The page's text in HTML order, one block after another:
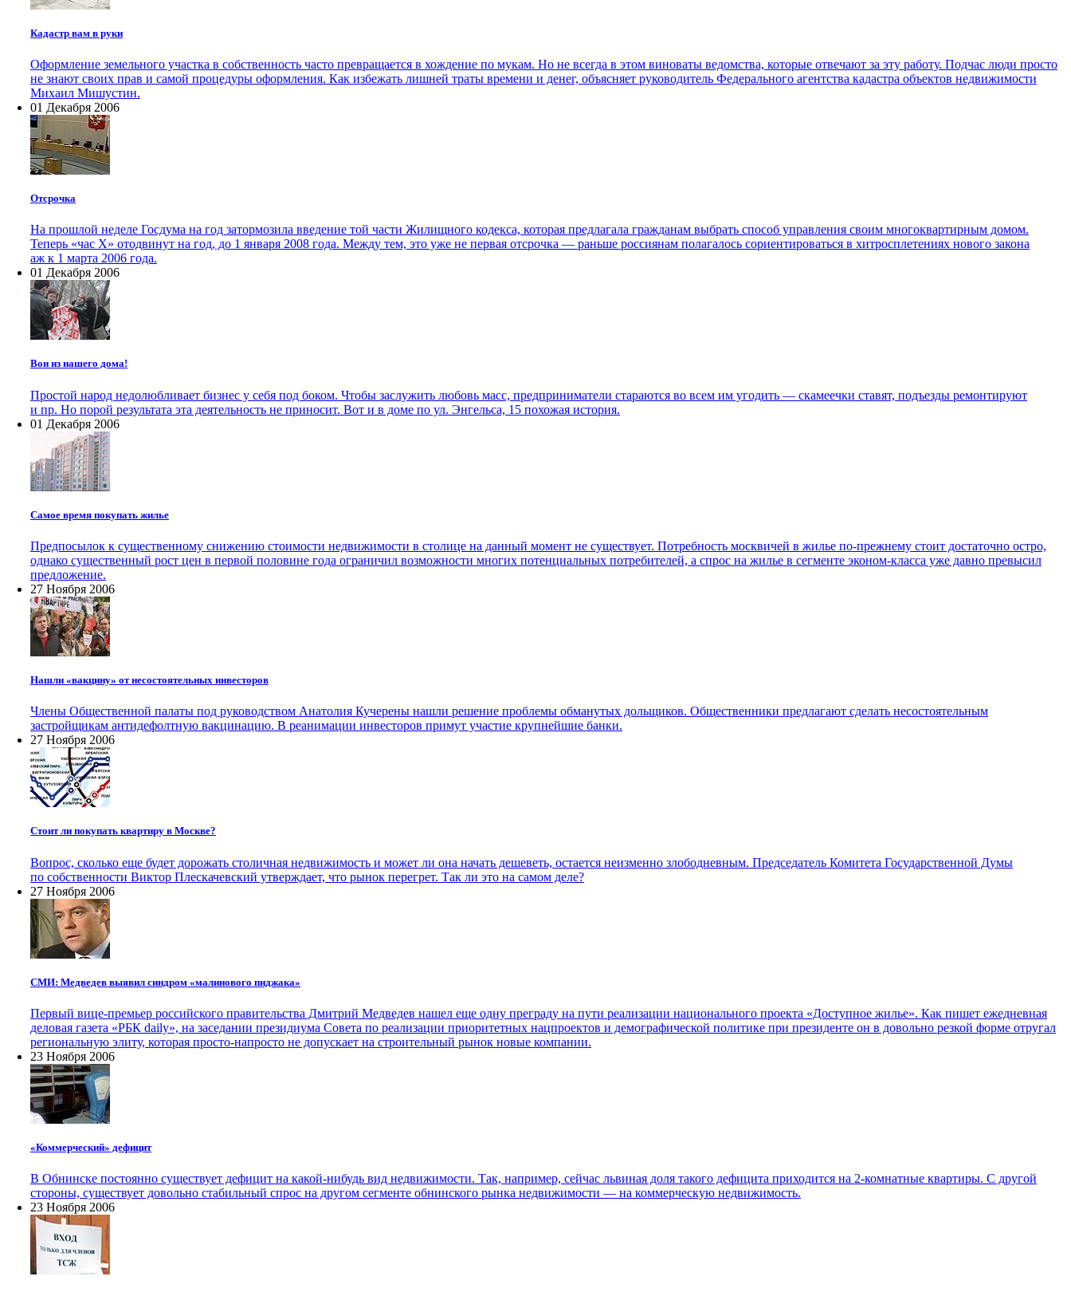
Кадастр вам в руки
Оформление земельного участка в собственность часто превращается в хождение по мукам. Но не всегда в этом виноваты ведомства, которые отвечают за эту работу. Подчас люди просто
не знают своих прав и самой процедуры оформления. Как избежать лишней траты времени и денег, объясняет руководитель Федерального агентства кадастра объектов недвижимости
Михаил Мишустин.
01 Декабря 2006
Отсрочка
На прошлой неделе Госдума на год затормозила введение той части Жилищного кодекса, которая предлагала гражданам выбрать способ управления своим многоквартирным домом.
Теперь «час Х» отодвинут на год, до 1 января 2008 года. Между тем, это уже не первая отсрочка — раньше россиянам полагалось сориентироваться в хитросплетениях нового закона
аж к 1 марта 2006 года.
01 Декабря 2006
Вон из нашего дома!
Простой народ недолюбливает бизнес у себя под боком. Чтобы заслужить любовь масс, предприниматели стараются во всем им угодить — скамеечки ставят, подъезды ремонтируют
и пр. Но порой результата эта деятельность не приносит. Вот и в доме по ул. Энгельса, 15 похожая история.
01 Декабря 2006
Самое время покупать жилье
Предпосылок к существенному снижению стоимости недвижимости в столице на данный момент не существует. Потребность москвичей в жилье по-прежнему стоит достаточно остро,
однако существенный рост цен в первой половине года ограничил возможности многих потенциальных потребителей, а спрос на жилье в сегменте эконом-класса уже давно превысил
предложение.
27 Ноября 2006
Нашли «вакцину» от несостоятельных инвесторов
Члены Общественной палаты под руководством Анатолия Кучерены нашли решение проблемы обманутых дольщиков. Общественники предлагают сделать несостоятельным
застройщикам антидефолтную вакцинацию. В реанимации инвесторов примут участие крупнейшие банки.
27 Ноября 2006
Стоит ли покупать квартиру в Москве?
Вопрос, сколько еще будет дорожать столичная недвижимость и может ли она начать дешеветь, остается неизменно злободневным. Председатель Комитета Государственной Думы
по собственности Виктор Плескачевский утверждает, что рынок перегрет. Так ли это на самом деле?
27 Ноября 2006
СМИ: Медведев выявил синдром «малинового пиджака»
Первый вице-премьер российского правительства Дмитрий Медведев нашел еще одну преграду на пути реализации национального проекта «Доступное жилье». Как пишет ежедневная
деловая газета «РБК daily», на заседании президиума Совета по реализации приоритетных нацпроектов и демографической политике при президенте он в довольно резкой форме отругал
региональную элиту, которая просто-напросто не допускает на строительный рынок новые компании.
23 Ноября 2006
«Коммерческий» дефицит
В Обнинске постоянно существует дефицит на какой-нибудь вид недвижимости. Так, например, сейчас львиная доля такого дефицита приходится на 2-комнатные квартиры. С другой
стороны, существует довольно стабильный спрос на другом сегменте обнинского рынка недвижимости — на коммерческую недвижимость.
23 Ноября 2006